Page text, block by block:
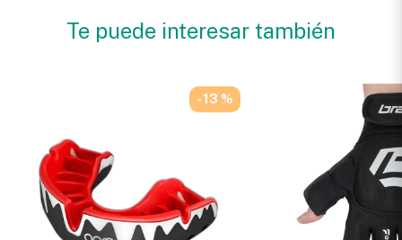
Te puede interesar también
- 13 %